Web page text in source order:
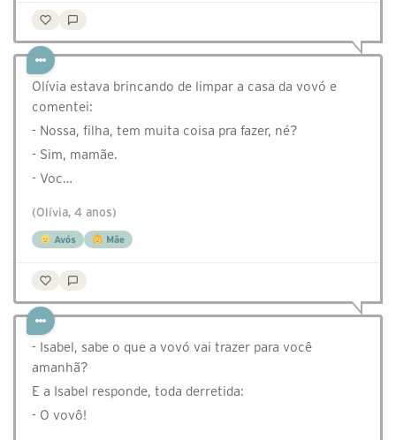
Olívia estava brincando de limpar a casa da vovó e
comentei:
- ⁠Nossa, filha, tem muita coisa pra fazer, né?
- ⁠Sim, mamãe.
- ⁠Voc…
(Olívia, 4 anos)
Avós Mãe
- Isabel, sabe o que a vovó vai trazer para você
amanhã?
E a Isabel responde, toda derretida:
- O vovô!